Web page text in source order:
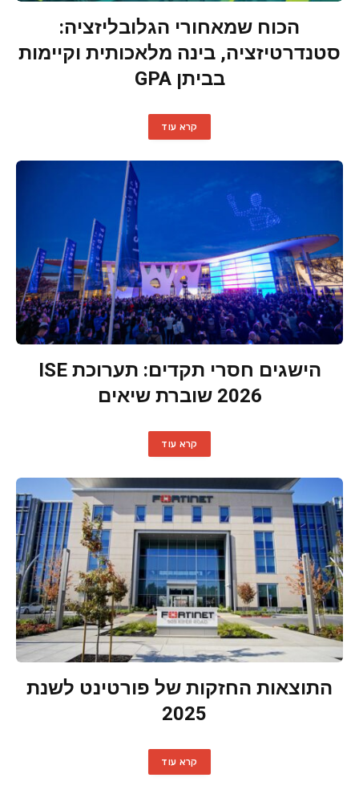
הכוח שמאחורי הגלובליזציה:
סטנדרטיזציה, בינה מלאכותית וקיימות
בביתן GPA
קרא עוד
הישגים חסרי תקדים: תערוכת ISE
2026 שוברת שיאים
קרא עוד
התוצאות החזקות של פורטינט לשנת
2025
קרא עוד